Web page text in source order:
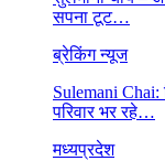
सपना टूट…
ब्रेकिंग न्यूज
Sulemani
परिवार भर रहे…
मध्यप्रदेश